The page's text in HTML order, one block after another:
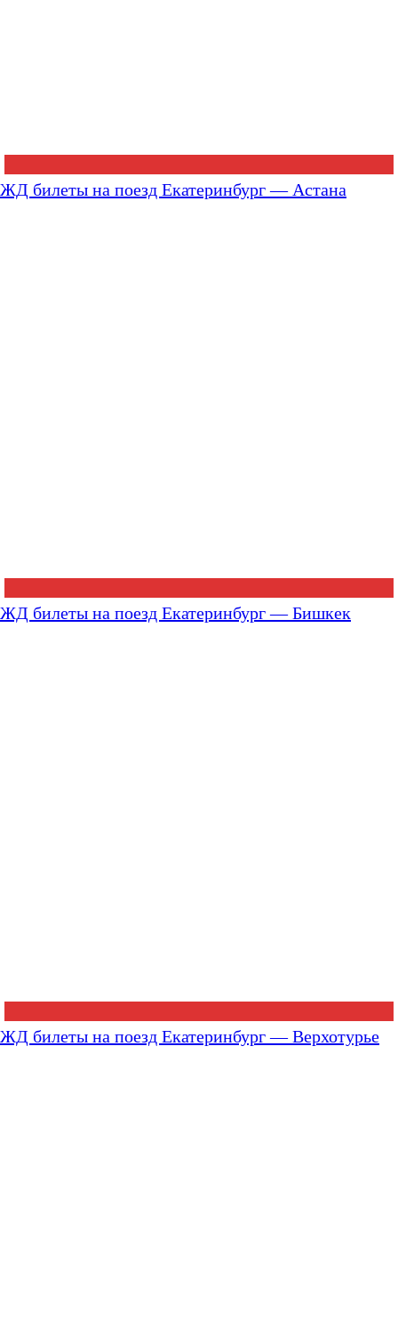
ЖД билеты на поезд Екатеринбург — Астана
ЖД билеты на поезд Екатеринбург — Бишкек
ЖД билеты на поезд Екатеринбург — Верхотурье